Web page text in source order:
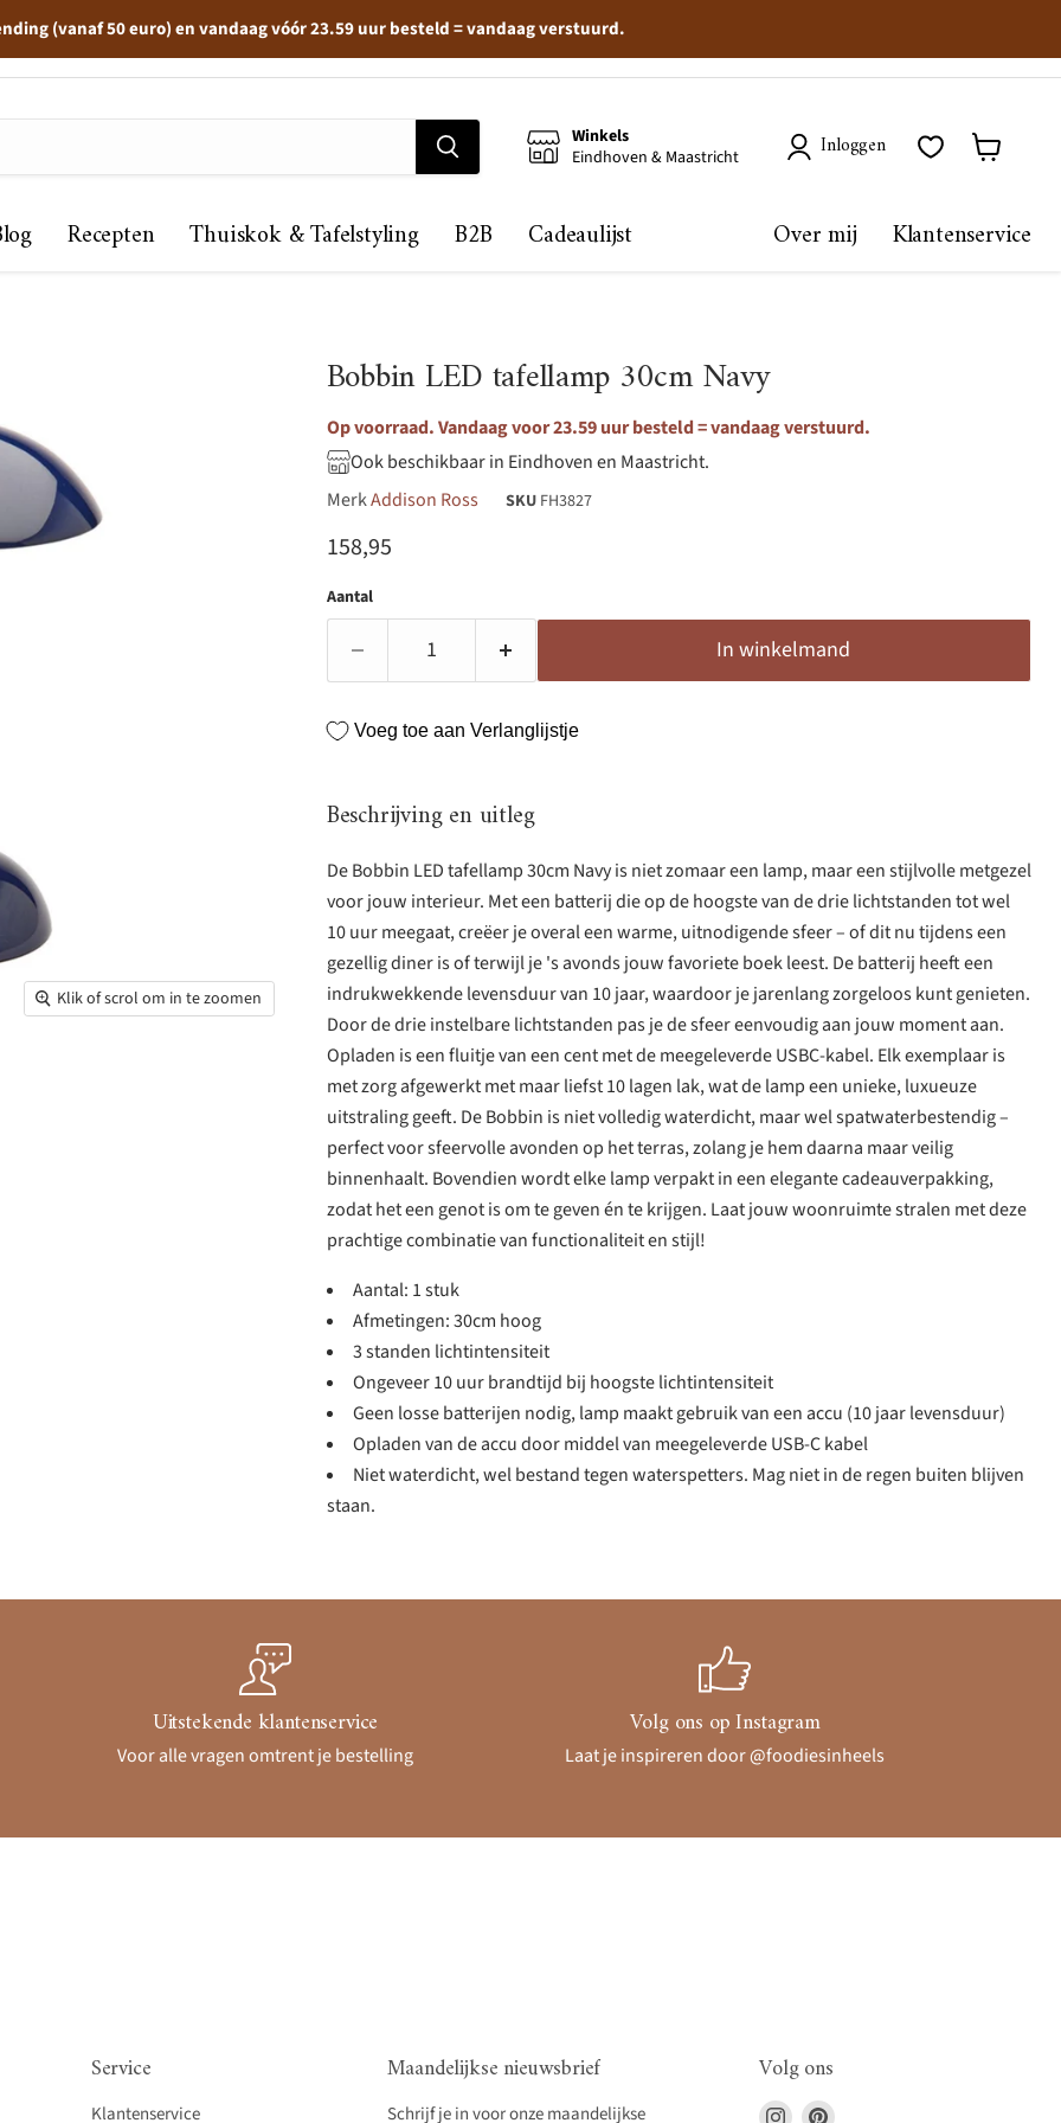
(vanaf 50 euro) en vandaag vóór 23.59 uur besteld = vandaag verstuurd.
Winkels
Eindhoven & Maastricht
Inloggen
Recepten Thuiskok & Tafelstyling B2B Cadeaulijst Over mij Klantenservice
Klik of scrol om in te zoomen
Bobbin LED tafellamp 30cm Navy
Op voorraad. Vandaag voor 23.59 uur besteld = vandaag verstuurd.
Ook beschikbaar in Eindhoven en Maastricht.
MerkAddison Ross SKU FH3827
Huidige prijs
158,95
Aantal
In winkelmand
Voeg toe aan Verlanglijstje
Beschrijving en uitleg
De Bobbin LED tafellamp 30cm Navy is niet zomaar een lamp, maar een stijlvolle metgezel
voor jouw interieur. Met een batterij die op de hoogste van de drie lichtstanden tot wel
10 uur meegaat, creëer je overal een warme, uitnodigende sfeer – of dit nu tijdens een
gezellig diner is of terwijl je 's avonds jouw favoriete boek leest. De batterij heeft een
indrukwekkende levensduur van 10 jaar, waardoor je jarenlang zorgeloos kunt genieten.
Door de drie instelbare lichtstanden pas je de sfeer eenvoudig aan jouw moment aan.
Opladen is een fluitje van een cent met de meegeleverde USBC-kabel. Elk exemplaar is
met zorg afgewerkt met maar liefst 10 lagen lak, wat de lamp een unieke, luxueuze
uitstraling geeft. De Bobbin is niet volledig waterdicht, maar wel spatwaterbestendig –
perfect voor sfeervolle avonden op het terras, zolang je hem daarna maar veilig
binnenhaalt. Bovendien wordt elke lamp verpakt in een elegante cadeauverpakking,
zodat het een genot is om te geven én te krijgen. Laat jouw woonruimte stralen met deze
prachtige combinatie van functionaliteit en stijl!
Aantal: 1 stuk
Afmetingen: 30cm hoog
3 standen lichtintensiteit
Ongeveer 10 uur brandtijd bij hoogste lichtintensiteit
Geen losse batterijen nodig, lamp maakt gebruik van een accu (10 jaar levensduur)
Opladen van de accu door middel van meegeleverde USB-C kabel
Niet waterdicht, wel bestand tegen waterspetters. Mag niet in de regen buiten blijven
staan.
Uitstekende klantenservice
Voor alle vragen omtrent je bestelling
Volg ons op Instagram
Laat je inspireren door @foodiesinheels
Service
Klantenservice
Maandelijkse nieuwsbrief
Schrijf je in voor onze maandelijkse
Volg ons
Vind Vind